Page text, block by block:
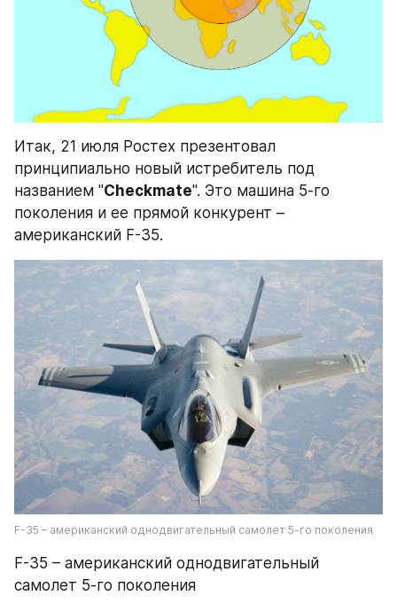
Итак, 21 июля Ростех презентовал
принципиально новый истребитель под
названием "Checkmate". Это машина 5-го
поколения и ее прямой конкурент –
американский F-35.
F-35 – американский однодвигательный самолет 5-го поколения
F-35 – американский однодвигательный
самолет 5-го поколения